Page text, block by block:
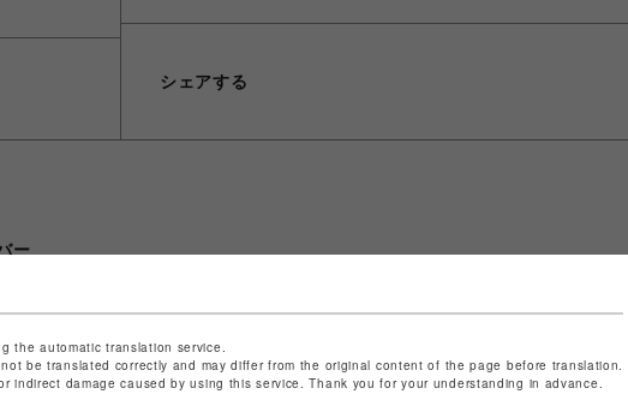
シェアする
ー
はこちら
the automatic translation service.
be translated correctly and may differ from the original content of the page before translation.
indirect damage caused by using this service. Thank you for your understanding in advance.